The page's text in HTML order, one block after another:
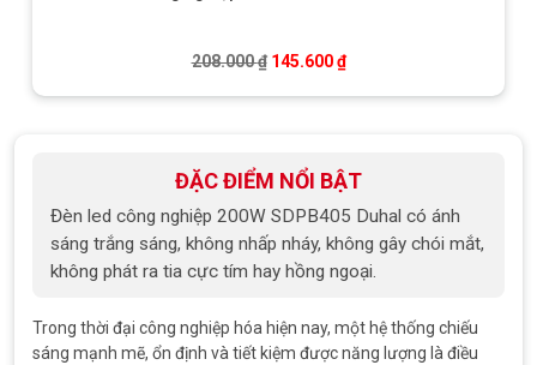
208.000₫ Giá gốc là: 208.000 ₫.
145.600₫Giá hiện tại là: 145.600
ĐẶC ĐIỂM NỔI BẬT
Đèn led công nghiệp 200W SDPB405 Duhal có ánh
sáng trắng sáng, không nhấp nháy, không gây chói mắt,
không phát ra tia cực tím hay hồng ngoại.
Trong thời đại công nghiệp hóa hiện nay, một hệ thống chiếu
sáng mạnh mẽ, ổn định và tiết kiệm được năng lượng là điều